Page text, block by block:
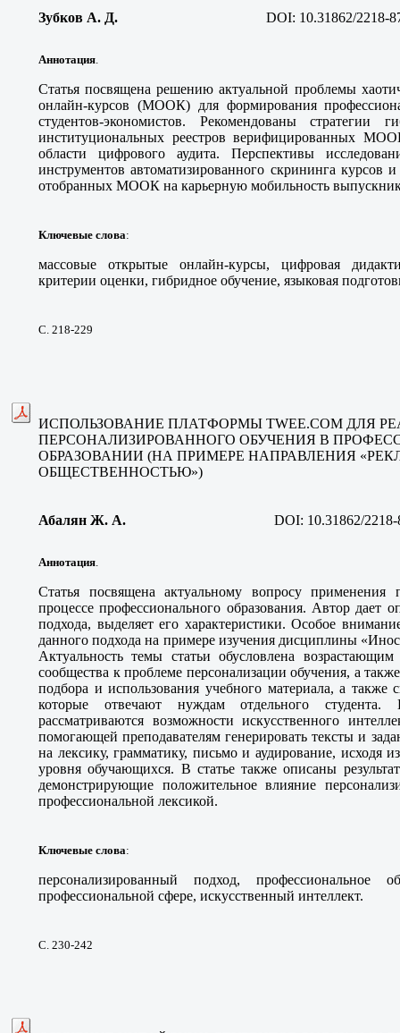
Зубков А. Д. DOI: 10.31862/2218-
Аннотация
Статья посвящена решению актуальной проблемы
онлайн-курсов (МООК) для формирования
студентов-экономистов. Рекомендованы стратегии
институциональных реестров верифицированных
области цифрового аудита. Перспективы
инструментов автоматизированного скрининга курсов
отобранных МООК на карьерную мобильность
Ключевые слова:
массовые открытые онлайн-курсы, цифровая
критерии оценки, гибридное обучение, языковая
С. 218-229
ИСПОЛЬЗОВАНИЕ ПЛАТФОРМЫ TWEE.COM ДЛЯ
ПЕРСОНАЛИЗИРОВАННОГО ОБУЧЕНИЯ В
ОБРАЗОВАНИИ (НА ПРИМЕРЕ НАПРАВЛЕНИЯ
ОБЩЕСТВЕННОСТЬЮ»)
Абалян Ж. А. DOI: 10.31862/
Аннотация
Статья посвящена актуальному вопросу применения
процессе профессионального образования. Автор дает
подхода, выделяет его характеристики. Особое
данного подхода на примере изучения дисциплины
Актуальность темы статьи обусловлена
сообщества к проблеме персонализации обучения, а
подбора и использования учебного материала, а
которые отвечают нуждам отдельного
рассматриваются возможности искусственного
помогающей преподавателям генерировать тексты и
на лексику, грамматику, письмо и аудирование, исходя
уровня обучающихся. В статье также описаны
демонстрирующие положительное влияние
профессиональной лексикой.
Ключевые слова:
персонализированный подход, профессиональное
профессиональной сфере, искусственный интеллект.
С. 230-242